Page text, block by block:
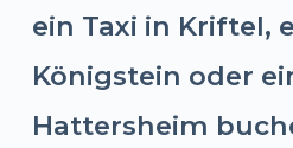
ein Taxi in Kriftel,
Königstein oder
Hattersheim